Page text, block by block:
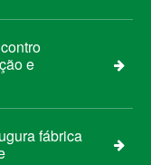
e
fábrica